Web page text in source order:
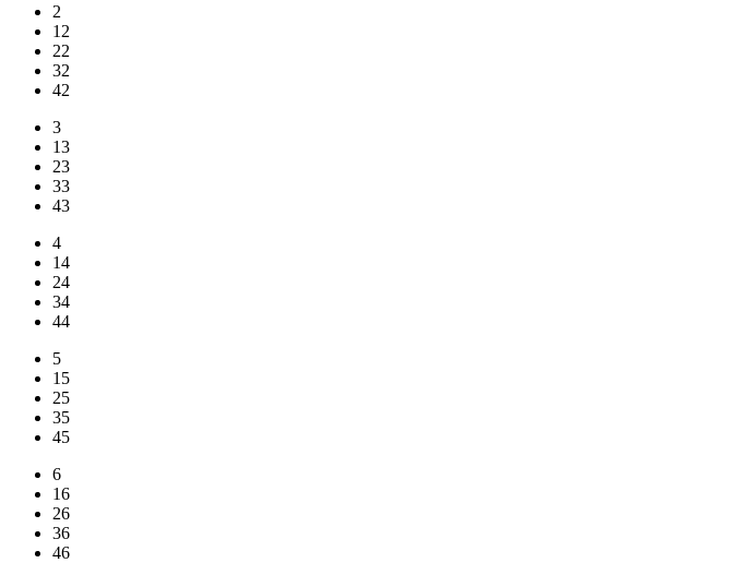
2
12
22
32
42
3
13
23
33
43
4
14
24
34
44
5
15
25
35
45
6
16
26
36
46